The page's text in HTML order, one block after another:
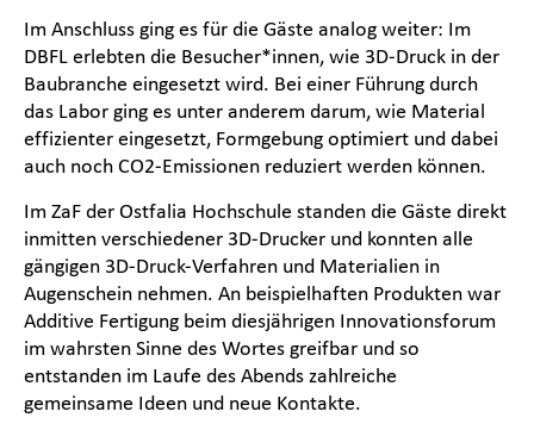
Im Anschluss ging es für die Gäste analog weiter: Im
DBFL erlebten die Besucher*innen, wie 3D-Druck in der
Baubranche eingesetzt wird. Bei einer Führung durch
das Labor ging es unter anderem darum, wie Material
effizienter eingesetzt, Formgebung optimiert und dabei
auch noch CO2-Emissionen reduziert werden können.
Im ZaF der Ostfalia Hochschule standen die Gäste direkt
inmitten verschiedener 3D-Drucker und konnten alle
gängigen 3D-Druck-Verfahren und Materialien in
Augenschein nehmen. An beispielhaften Produkten war
Additive Fertigung beim diesjährigen Innovationsforum
im wahrsten Sinne des Wortes greifbar und so
entstanden im Laufe des Abends zahlreiche
gemeinsame Ideen und neue Kontakte.